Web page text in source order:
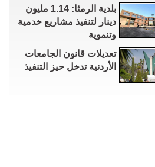
بلدية الرمثا: 1.14 مليون
دينار لتنفيذ مشاريع خدمية
وتنموية
تعديلات قانون الجامعات
الأردنية تدخل حيز التنفيذ